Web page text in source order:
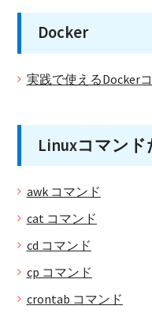
Docker
実践で使えるDocker
Linuxコマンド
awk コマンド
cat コマンド
cd コマンド
cp コマンド
crontab コマンド